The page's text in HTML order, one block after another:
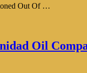
Out Of …
Oil